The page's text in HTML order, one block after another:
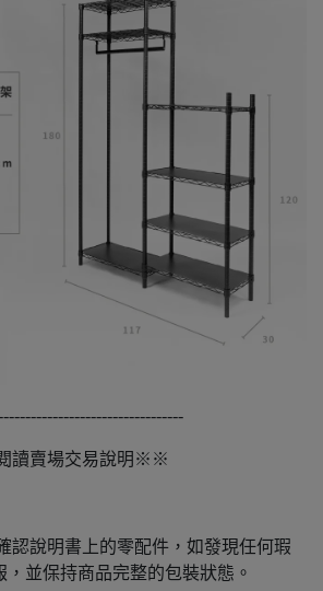
讀賣場交易說明※※
認說明書上的零配件，如發現任何瑕
並保持商品完整的包裝狀態。